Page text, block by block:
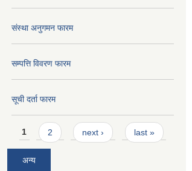
संस्था अनुगमन फारम
सम्पत्ति विवरण फारम
सूची दर्ता फारम
Pages
1 2 next › last »
अन्य